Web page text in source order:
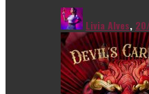
Livia Alves,